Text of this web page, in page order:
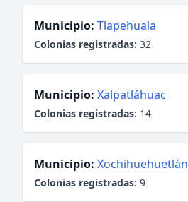
Municipio: Tlapehuala
Colonias registradas: 32
Municipio: Xalpatláhuac
Colonias registradas: 14
Municipio: Xochihuehuetlán
Colonias registradas: 9